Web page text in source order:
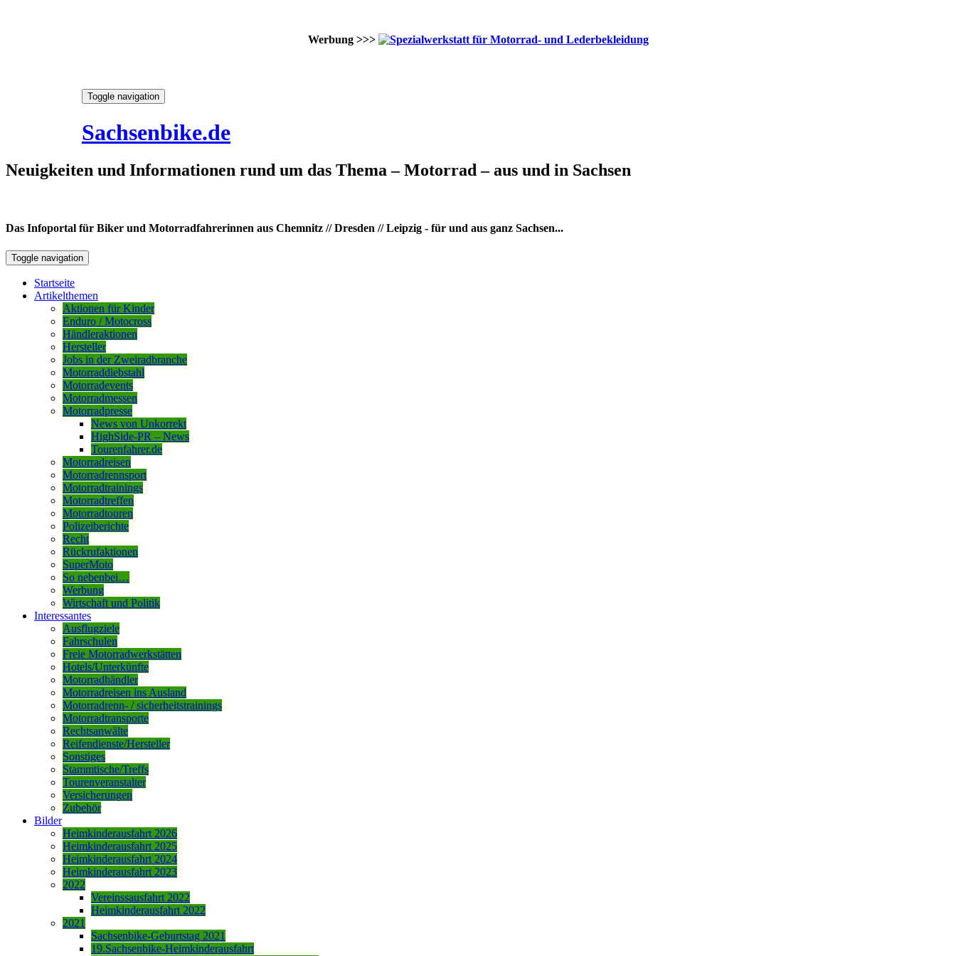
Werbung >>>
Toggle navigation
Sachsenbike.de
Neuigkeiten und Informationen rund um das Thema – Motorrad – aus und in Sachsen
Das Infoportal für Biker und Motorradfahrerinnen aus Chemnitz // Dresden // Leipzig - für und aus ganz Sachsen...
Toggle navigation
Startseite
Artikelthemen
Aktionen für Kinder
Enduro / Motocross
Händleraktionen
Hersteller
Jobs in der Zweiradbranche
Motorraddiebstahl
Motorradevents
Motorradmessen
Motorradpresse
News von Unkorrekt
HighSide-PR – News
Tourenfahrer.de
Motorradreisen
Motorradrennsport
Motorradtrainings
Motorradtreffen
Motorradtouren
Polizeiberichte
Recht
Rückrufaktionen
SuperMoto
So nebenbei…
Werbung
Wirtschaft und Politik
Interessantes
Ausflugziele
Fahrschulen
Freie Motorradwerkstätten
Hotels/Unterkünfte
Motorradhändler
Motorradreisen ins Ausland
Motorradrenn- / sicherheitstrainings
Motorradtransporte
Rechtsanwälte
Reifendienste/Hersteller
Sonstiges
Stammtische/Treffs
Tourenveranstalter
Versicherungen
Zubehör
Bilder
Heimkinderausfahrt 2026
Heimkinderausfahrt 2025
Heimkinderausfahrt 2024
Heimkinderausfahrt 2023
2022
Vereinssausfahrt 2022
Heimkinderausfahrt 2022
2021
Sachsenbike-Geburtstag 2021
19.Sachsenbike-Heimkinderausfahrt